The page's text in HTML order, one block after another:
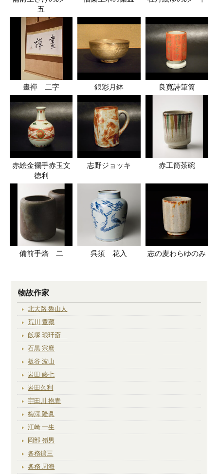
五
畫襌 二字 銀彩月鉢 良寛詩筆筒
赤絵金襴手赤玉文
徳利
志野ジョッキ 赤工筒茶碗
備前手焙 二 呉須 花入 志の麦わらゆのみ
物故作家
北大路 魯山人
荒川 豊藏
飯塚 琅玕斎
石黒 宗麿
板谷 波山
岩田 藤七
岩田久利
宇田川 抱青
梅澤 隆眞
江崎 一生
岡部 嶺男
各務鑛三
各務 周海